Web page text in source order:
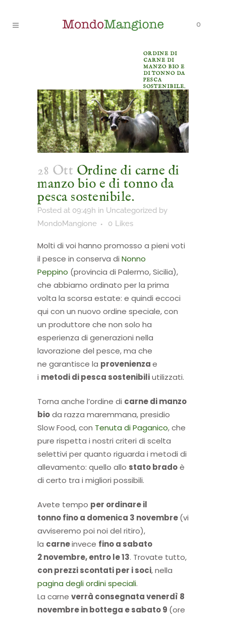
0
ORDINE DI
CARNE DI
MANZO BIO E
DI TONNO DA
PESCA
SOSTENIBILE.
28 Ott Ordine di carne di
manzo bio e di tonno da
pesca sostenibile.
Posted at 09:49h in Uncategorized by
MondoMangione
0 Likes
Molti di voi hanno promosso a pieni voti
il pesce in conserva di Nonno
Peppino (provincia di Palermo, Sicilia),
che abbiamo ordinato per la prima
volta la scorsa estate: e quindi eccoci
qui con un nuovo ordine speciale, con
un produttore che non solo ha
esperienza di generazioni nella
lavorazione del pesce, ma che
ne garantisce la provenienzae
i metodi di pesca sostenibiliutilizzati.
Torna anche l’ordine di carne di manzo
bioda razza maremmana, presidio
Slow Food, con Tenuta di Paganico, che
pure rispetta i nostri criteri di scelta
selettivi per quanto riguarda i metodi di
allevamento: quello allo stato bradoè
di certo tra i migliori possibili.
Avete tempo per ordinare il
tonnofino a domenica 3 novembre(vi
avviseremo poi noi del ritiro),
la carneinvece fino a sabato
2 novembre, entro le 13. Trovate tutto,
con prezzi scontati per i soci, nella
pagina degli ordini speciali.
La carne verrà consegnata venerdì 8
novembre in bottega e sabato 9 (ore